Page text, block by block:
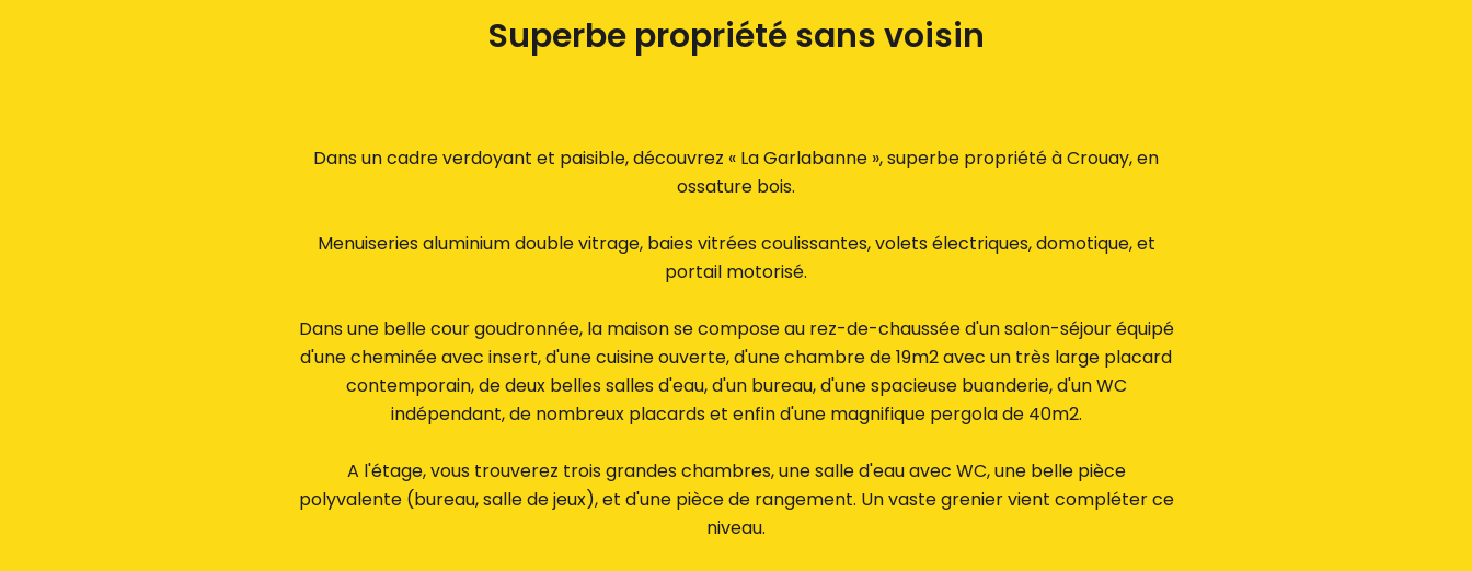
Superbe propriété sans voisin
Dans un cadre verdoyant et paisible, découvrez « La Garlabanne », superbe propriété à Crouay, en
ossature bois.
Menuiseries aluminium double vitrage, baies vitrées coulissantes, volets électriques, domotique, et
portail motorisé.
Dans une belle cour goudronnée, la maison se compose au rez-de-chaussée d'un salon-séjour équipé
d'une cheminée avec insert, d'une cuisine ouverte, d'une chambre de 19m2 avec un très large placard
contemporain, de deux belles salles d'eau, d'un bureau, d'une spacieuse buanderie, d'un WC
indépendant, de nombreux placards et enfin d'une magnifique pergola de 40m2.
A l'étage, vous trouverez trois grandes chambres, une salle d'eau avec WC, une belle pièce
polyvalente (bureau, salle de jeux), et d'une pièce de rangement. Un vaste grenier vient compléter ce
niveau.